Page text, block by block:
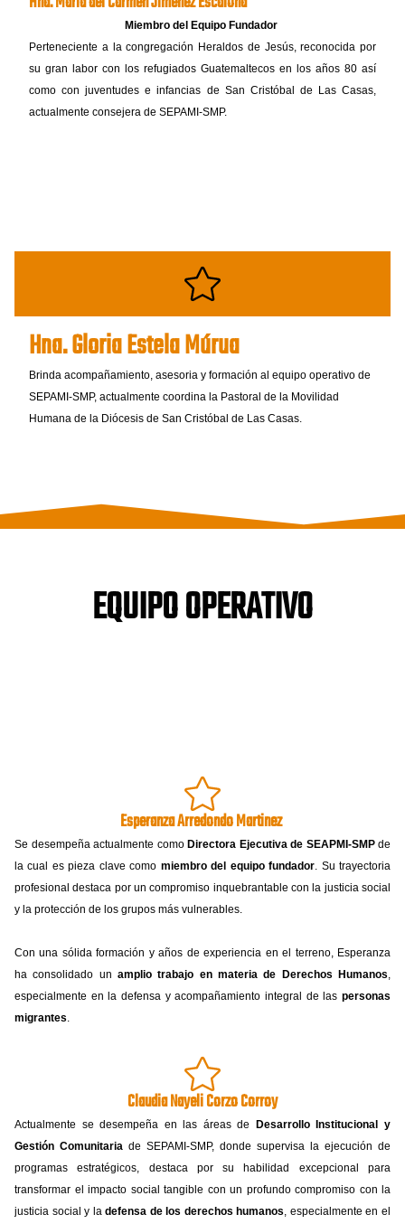
Miembro del Equipo Fundador
Perteneciente a la congregación Heraldos de Jesús, reconocida por
su gran labor con los refugiados Guatemaltecos en los años 80 así
como con juventudes e infancias de San Cristóbal de Las Casas,
actualmente consejera de SEPAMI-SMP.
Hna. Gloria Estela Múrua
Brinda acompañamiento, asesoria y formación al equipo operativo de
SEPAMI-SMP, actualmente coordina la Pastoral de la Movilidad
Humana de la Diócesis de San Cristóbal de Las Casas.
EQUIPO OPERATIVO
Esperanza Arredondo Martinez
Se desempeña actualmente como Directora Ejecutiva de SEAPMI-SMPde
la cual es pieza clave como miembro del equipo fundador. Su trayectoria
profesional destaca por un compromiso inquebrantable con la justicia social
y la protección de los grupos más vulnerables.
Con una sólida formación y años de experiencia en el terreno, Esperanza
ha consolidado un amplio trabajo en materia de Derechos Humanos,
especialmente en la defensa y acompañamiento integral de las personas
migrantes.
Claudia Nayeli Corzo Corroy
Actualmente se desempeña en las áreas de Desarrollo Institucional y
Gestión Comunitaria de SEPAMI-SMP, donde supervisa la ejecución de
programas estratégicos, destaca por su habilidad excepcional para
transformar el impacto social tangible con un profundo compromiso con la
justicia social y ladefensa de los derechos humanos, especialmente en el